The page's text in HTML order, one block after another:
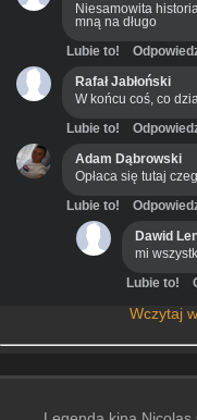
Niesamowita
mną na długo
Lubie to!
Rafał Jabłoński
W końcu coś, co
Lubie to!
Adam Dąbrowski
Opłaca się tutaj
Lubie to!
Dawid
mi
Lubie to!
Wczytaj